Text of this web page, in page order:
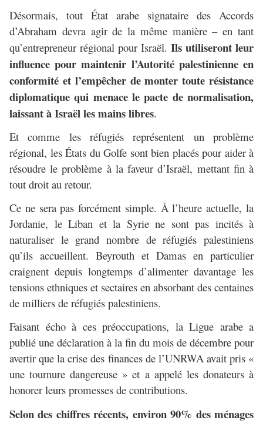
Désormais, tout État arabe signataire des Accords
d’Abraham devra agir de la même manière – en tant
qu’entrepreneur régional pour Israël. Ils utiliseront leur
influence pour maintenir l’Autorité palestinienne en
conformité et l’empêcher de monter toute résistance
diplomatique qui menace le pacte de normalisation,
laissant à Israël les mains libres.
Et comme les réfugiés représentent un problème
régional, les États du Golfe sont bien placés pour aider à
résoudre le problème à la faveur d’Israël, mettant fin à
tout droit au retour.
Ce ne sera pas forcément simple. À l’heure actuelle, la
Jordanie, le Liban et la Syrie ne sont pas incités à
naturaliser le grand nombre de réfugiés palestiniens
qu’ils accueillent. Beyrouth et Damas en particulier
craignent depuis longtemps d’alimenter davantage les
tensions ethniques et sectaires en absorbant des centaines
de milliers de réfugiés palestiniens.
Faisant écho à ces préoccupations, la Ligue arabe a
publié une déclaration à la fin du mois de décembre pour
avertir que la crise des finances de l’UNRWA avait pris «
une tournure dangereuse » et a appelé les donateurs à
honorer leurs promesses de contributions.
Selon des chiffres récents, environ 90% des ménages